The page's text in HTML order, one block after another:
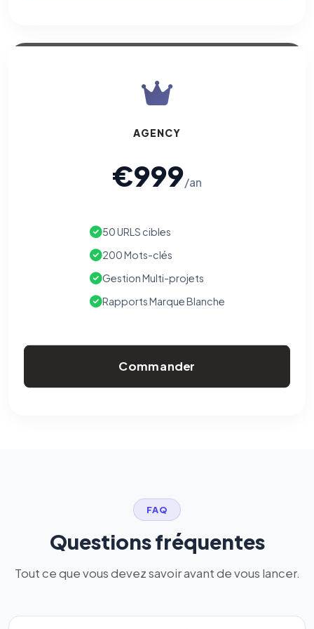
AGENCY
€999/an
50 URLS cibles
200 Mots-clés
Gestion Multi-projets
Rapports Marque Blanche
Commander
FAQ
Questions fréquentes
Tout ce que vous devez savoir avant de vous lancer.